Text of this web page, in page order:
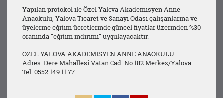
Yapılan protokol ile Özel Yalova Akademisyen Anne
Anaokulu, Yalova Ticaret ve Sanayi Odası çalışanlarına ve
üyelerine eğitim ücretlerinde güncel fiyatlar üzerinden %30
oranında "eğitim indirimi" uygulayacaktır.
ÖZEL YALOVA AKADEMİSYEN ANNE ANAOKULU
Adres: Dere Mahallesi Vatan Cad. No:182 Merkez/Yalova
Tel: 0552 149 11 77